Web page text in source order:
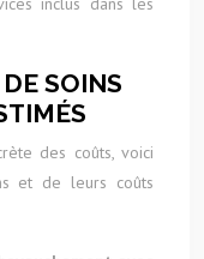
SOINS
des coûts, voici
et de leurs coûts